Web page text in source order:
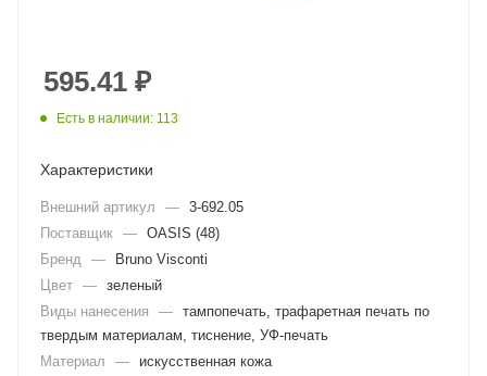
595.41 ₽
Есть в наличии: 113
Характеристики
Внешний артикул — 3-692.05
Поставщик — OASIS (48)
Бренд
—
Bruno Visconti
Цвет — зеленый
Виды нанесения
— тампопечать, трафаретная печать по
твердым материалам, тиснение, УФ-печать
Материал
— искусственная кожа